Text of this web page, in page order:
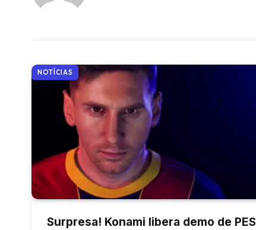
NOTÍCIAS
Surpresa! Konami libera demo de PES